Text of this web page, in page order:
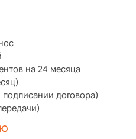
на 24 месяца
договора)